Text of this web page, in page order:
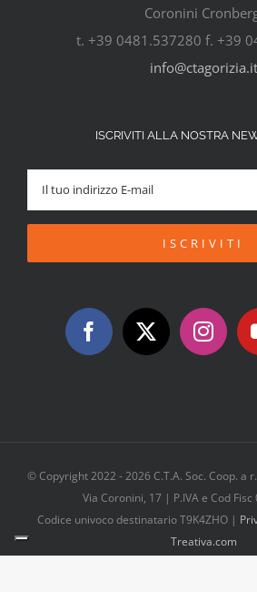
Coronini
t. +39 0481.537280 f. +39
info@ctagorizia.it
ISCRIVITI ALLA NOSTRA
© Copyright 2022 -2026 C.T.A. Soc. Coop. a
Via Coronini, 17 | P.IVA e Cod
Codice univoco destinatario T9K4ZHO |
Treativa.com